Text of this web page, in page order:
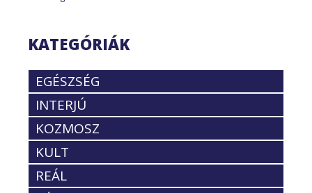
KATEGÓRIÁK
EGÉSZSÉG
INTERJÚ
KOZMOSZ
KULT
REÁL